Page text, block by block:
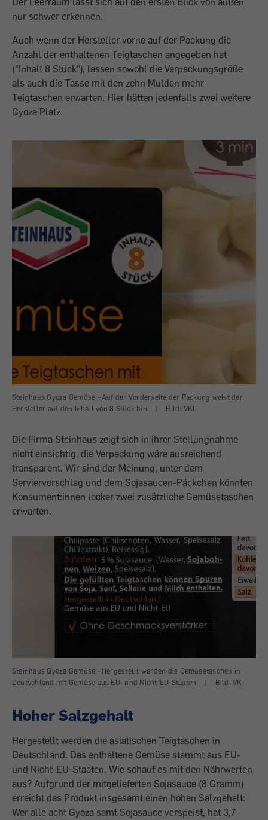
Steinhaus Gyoza Gemüse - Auf der Vorderseite der Packung weist der
Hersteller auf den Inhalt von 8 Stück hin.
| Bild: VKI
nur schwer erkennen.
Auch wenn der Hersteller vorne auf der Packung die
Anzahl der enthaltenen Teigtaschen angegeben hat
("Inhalt 8 Stück"), lassen sowohl die Verpackungsgröße
als auch die Tasse mit den zehn Mulden mehr
Teigtaschen erwarten. Hier hätten jedenfalls zwei weitere
Gyoza Platz.
Die Firma Steinhaus zeigt sich in ihrer Stellungnahme
nicht einsichtig, die Verpackung wäre ausreichend
transparent. Wir sind der Meinung, unter dem
Serviervorschlag und dem Sojasaucen-Päckchen könnten
Konsument:innen locker zwei zusätzliche Gemüsetaschen
erwarten.
Steinhaus Gyoza Gemüse - Hergestellt werden die Gemüsetaschen in
Deutschland mit Gemüse aus EU- und Nicht-EU-Staaten.
| Bild: VKI
Hoher Salzgehalt
Hergestellt werden die asiatischen Teigtaschen in
Deutschland. Das enthaltene Gemüse stammt aus EU-
und Nicht-EU-Staaten. Wie schaut es mit den Nährwerten
aus? Aufgrund der mitgelieferten Sojasauce (8 Gramm)
erreicht das Produkt insgesamt einen hohen Salzgehalt:
Wer alle acht Gyoza samt Sojasauce verspeist, hat 3,7